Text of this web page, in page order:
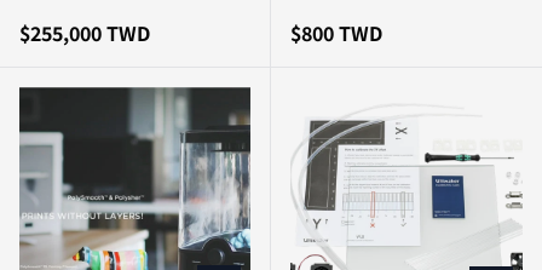
原價
$255,000 TWD
原價
$800 TWD